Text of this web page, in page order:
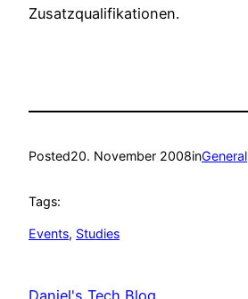
Zusatzqualifikationen.
Posted20. November 2008inGeneral
Tags:
Events, Studies